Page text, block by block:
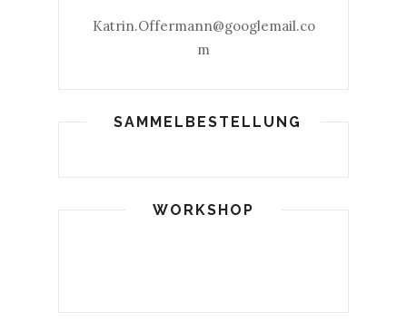
Katrin.Offermann@googlemail.co
m
SAMMELBESTELLUNG
WORKSHOP